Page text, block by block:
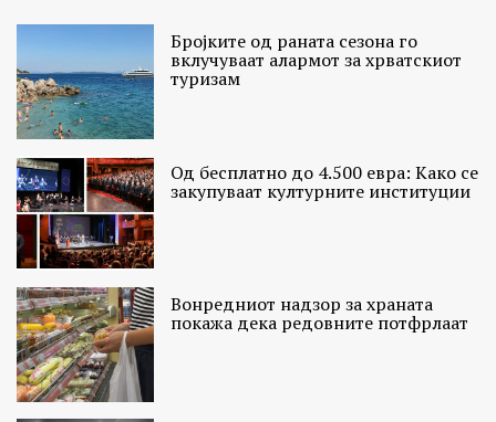
Бројките од раната сезона го
вклучуваат алармот за хрватскиот
туризам
Од бесплатно до 4.500 евра: Како се
закупуваат културните институции
Вонредниот надзор за храната
покажа дека редовните потфрлаат